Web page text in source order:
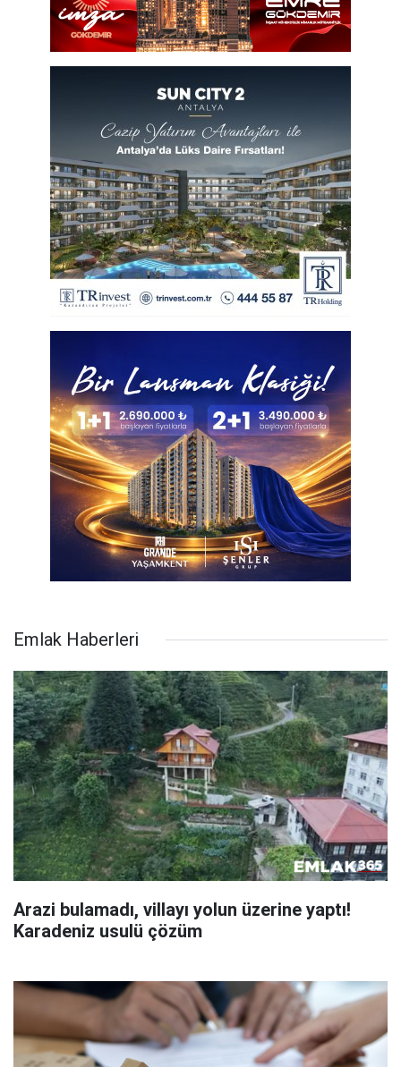
Emlak Haberleri
Arazi bulamadı, villayı yolun üzerine yaptı!
Karadeniz usulü çözüm